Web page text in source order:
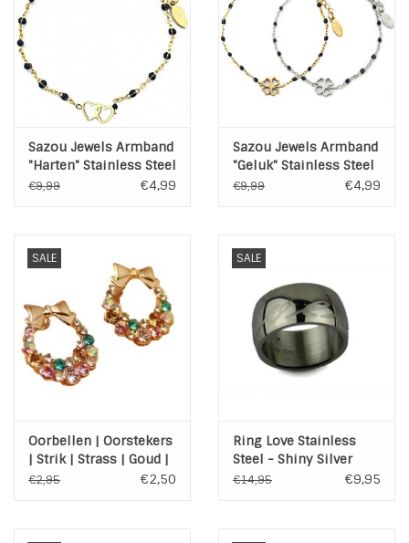
INSPIRATIE
SALE
Sazou Jewels Armband
"Harten" Stainless Steel
Goud of Zilver
€9,99 €4,99
Sazou Jewels Armband
"Geluk" Stainless Steel
Goud of Zilver
€9,99 €4,99
SALE
Oorbellen | Oorstekers
| Strik | Strass | Goud |
Multi Color
€2,95 €2,50
SALE
Ring Love Stainless
Steel - Shiny Silver
€14,95 €9,95